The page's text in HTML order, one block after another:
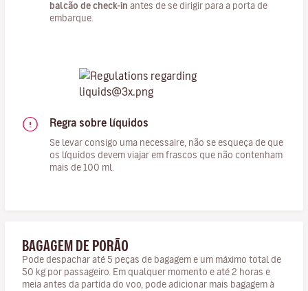
balcão de check-in antes de se dirigir para a porta de
embarque.
Regra sobre líquidos
Se levar consigo uma necessaire, não se esqueça de que
os líquidos devem viajar em frascos que não contenham
mais de 100 ml.
BAGAGEM DE PORÃO
Pode despachar até 5 peças de bagagem e um máximo total de
50 kg por passageiro. Em qualquer momento e até 2 horas e
meia antes da partida do voo, pode adicionar mais bagagem à